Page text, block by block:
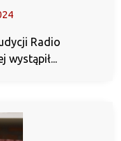
Radio
wystąpił...